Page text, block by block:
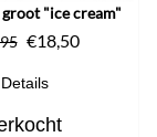
"ice cream"
€18,50
Details